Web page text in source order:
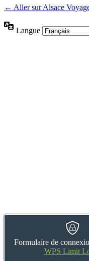
Formulaire de
WPS Limit
← Aller sur Alsace
Langue